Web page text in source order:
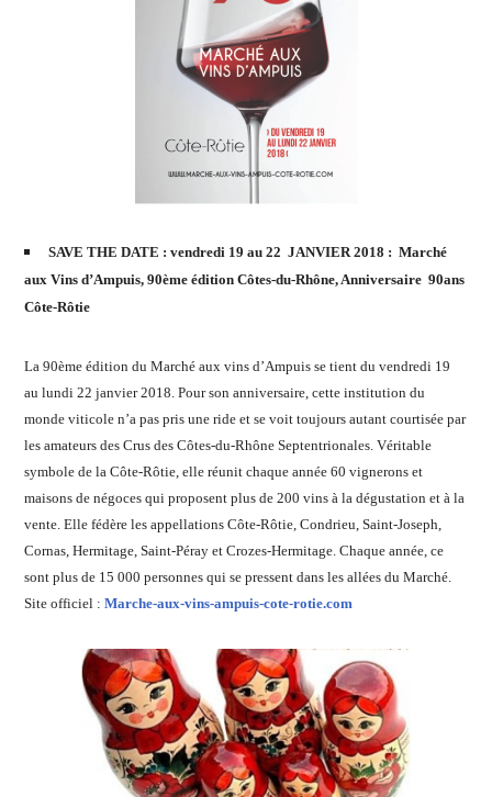
SAVE THE DATE : vendredi 19 au 22 JANVIER 2018 : Marché
aux Vins d’Ampuis, 90ème édition Côtes-du-Rhône, Anniversaire 90ans
Côte-Rôtie
La 90ème édition du Marché aux vins d’Ampuis se tient du vendredi 19
au lundi 22 janvier 2018. Pour son anniversaire, cette institution du
monde viticole n’a pas pris une ride et se voit toujours autant courtisée par
les amateurs des Crus des Côtes-du-Rhône Septentrionales. Véritable
symbole de la Côte-Rôtie, elle réunit chaque année 60 vignerons et
maisons de négoces qui proposent plus de 200 vins à la dégustation et à la
vente. Elle fédère les appellations Côte-Rôtie, Condrieu, Saint-Joseph,
Cornas, Hermitage, Saint-Péray et Crozes-Hermitage. Chaque année, ce
sont plus de 15 000 personnes qui se pressent dans les allées du Marché.
Site officiel :Marche-aux-vins-ampuis-cote-rotie.com